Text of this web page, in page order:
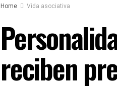
Home Vida asociativa
reciben